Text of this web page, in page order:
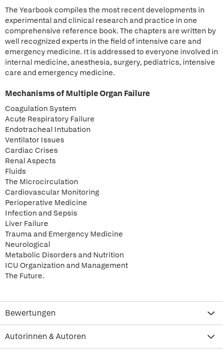
The Yearbook compiles the most recent developments in
experimental and clinical research and practice in one
comprehensive reference book. The chapters are written by
well recognized experts in the field of intensive care and
emergency medicine. It is addressed to everyone involved in
internal medicine, anesthesia, surgery, pediatrics, intensive
care and emergency medicine.
Mechanisms of Multiple Organ Failure
Coagulation System
Acute Respiratory Failure
Endotracheal Intubation
Ventilator Issues
Cardiac Crises
Renal Aspects
Fluids
The Microcirculation
Cardiovascular Monitoring
Perioperative Medicine
Infection and Sepsis
Liver Failure
Trauma and Emergency Medicine
Neurological
Metabolic Disorders and Nutrition
ICU Organization and Management
The Future.
Bewertungen
Autorinnen & Autoren